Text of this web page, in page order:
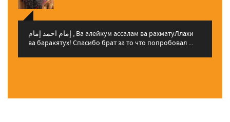
إمام احمد إمام , Ва алейкум ассалам ва рахматуЛлахи
ва баракятух! Спасибо брат за то что попробовал ...